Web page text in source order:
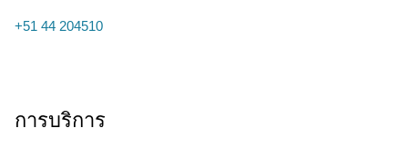
+51 44 204510
การบริการ